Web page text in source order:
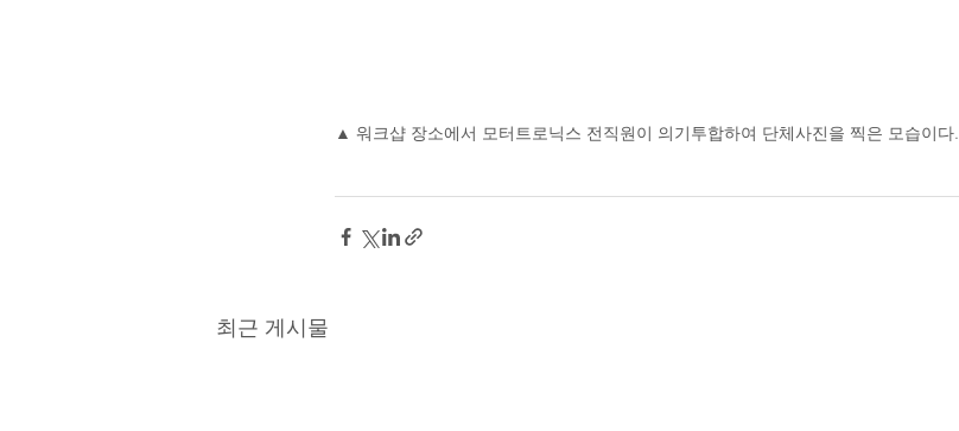
▲ 워크샵 장소에서 모터트로닉스 전직원이 의기투합하여 단체사진을 찍은 모습이다.
최근 게시물